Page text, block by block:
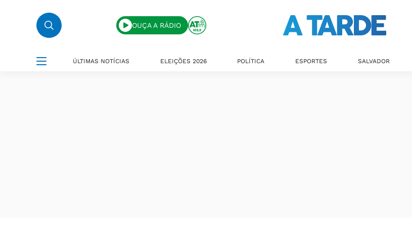
OUÇA A RÁDIO
ÚLTIMAS NOTÍCIAS ELEIÇÕES 2026 POLÍTICA ESPORTES SALVADOR